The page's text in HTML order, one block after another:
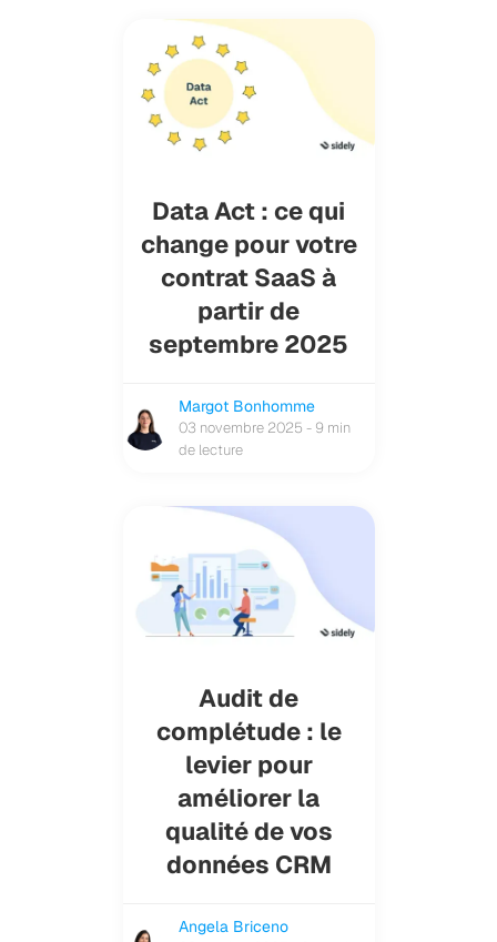
Data Act : ce qui
change pour votre
contrat SaaS à
partir de
septembre 2025
Margot Bonhomme
03 novembre 2025 - 9 min
de lecture
Audit de
complétude : le
levier pour
améliorer la
qualité de vos
données CRM
Angela Briceno